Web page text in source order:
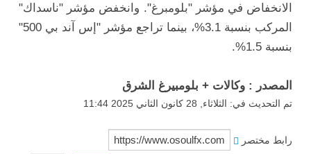
الانخفاض في مؤشر "بلومبرغ". وانخفض مؤشر "ناسداك"
المركب بنسبة 3.1%، بينما تراجع مؤشر "إس آند بي 500"
بنسبة 1.5%.
المصدر : وكالات + بلومبيرغ الشرق
تم التحديث في: الثلاثاء, 28 كانون الثاني 2025 11:44
رابط مختصر